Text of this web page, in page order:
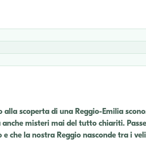
scoperta di una Reggio-Emilia
misteri mai del tutto chiariti.
che la nostra Reggio nasconde tra i